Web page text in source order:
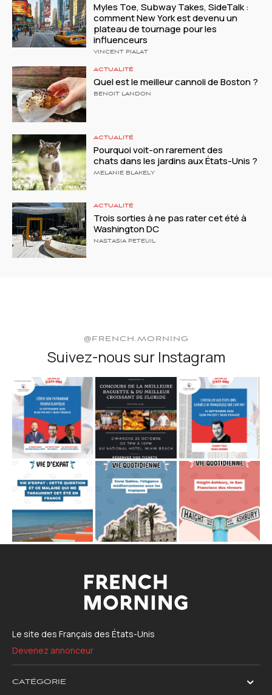
Myles Toe, Subway Takes, SideTalk :
comment New York est devenu un
plateau de tournage pour les
influenceurs
VINCENT PIALAT
ACTUALITÉ
Quel est le meilleur cannoli de Boston ?
BENOIT LANDON
ACTUALITÉ
Pourquoi voit-on rarement des
chats dans les jardins aux États-Unis ?
MELANIE BLAKELY
ACTUALITÉ
Trois sorties à ne pas rater cet été à
Washington DC
NASTASIA PETEUIL
@FRENCH.MORNING
Suivez-nous sur Instagram
Le site des Français des États-Unis
Devenez annonceur
CATÉGORIE